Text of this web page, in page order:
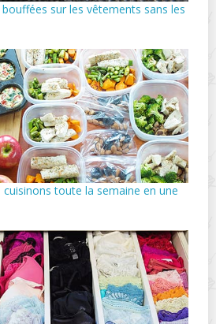
sur les vêtements sans les
toute la semaine en une